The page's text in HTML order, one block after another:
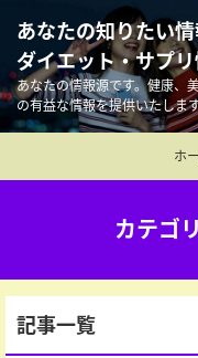
あなたの知りたい
ダイエット・サプ
あなたの情報源です。健康、
の有益な情報を提供いたしま
ホ
カテゴ
記事一覧